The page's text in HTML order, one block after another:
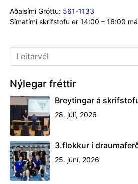
Aðalsími Gróttu: 561-1133
Símatími skrifstofu er 14:00 – 16:00
Nýlegar fréttir
Breytingar á
28. júlí, 2026
3.flokkur í
25. júní, 2026